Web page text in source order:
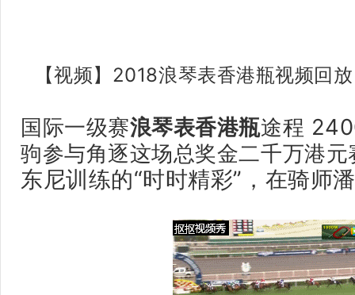
【视频】2018浪琴表香港瓶视频回
国际一级赛浪琴表香港瓶途程
驹参与角逐这场总奖金二千万港元
东尼训练的“时时精彩”，在骑师